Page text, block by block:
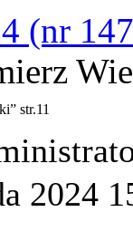
(nr
str.11
2024